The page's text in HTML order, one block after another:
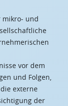
mikro- und
vor dem
und Folgen,
externe
der